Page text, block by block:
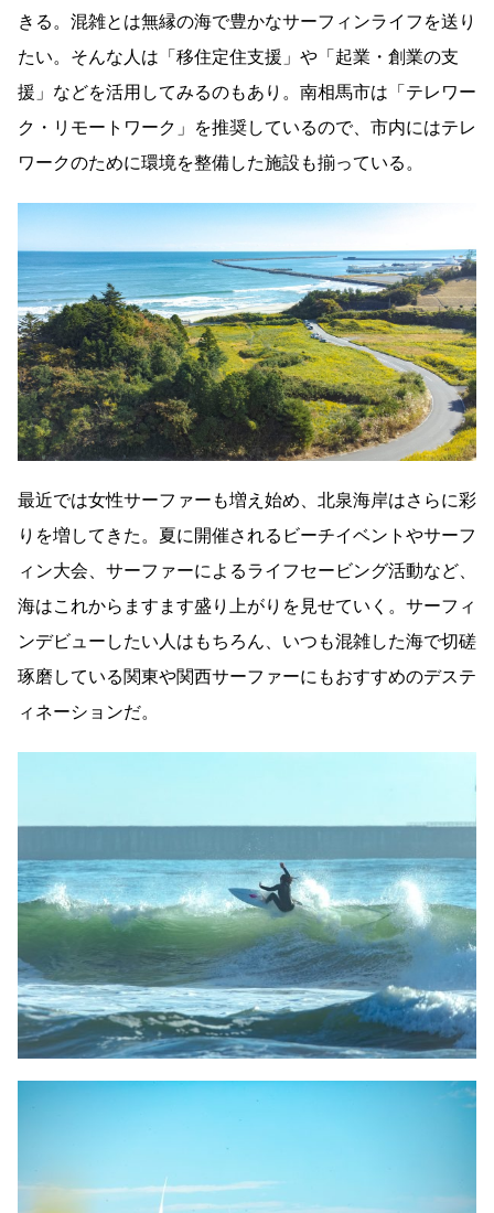
きる。混雑とは無縁の海で豊かなサーフィンライフを送り
たい。そんな人は「移住定住支援」や「起業・創業の支
援」などを活用してみるのもあり。南相馬市は「テレワー
ク・リモートワーク」を推奨しているので、市内にはテレ
ワークのために環境を整備した施設も揃っている。
最近では女性サーファーも増え始め、北泉海岸はさらに彩
りを増してきた。夏に開催されるビーチイベントやサーフ
ィン大会、サーファーによるライフセービング活動など、
海はこれからますます盛り上がりを見せていく。サーフィ
ンデビューしたい人はもちろん、いつも混雑した海で切磋
琢磨している関東や関西サーファーにもおすすめのデステ
ィネーションだ。